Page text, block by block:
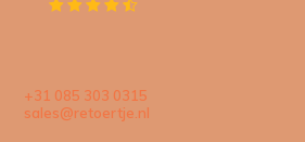
+31 085 303 0315
sales@retoertje.nl